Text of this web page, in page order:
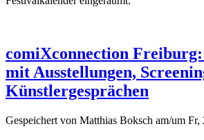
comiXconnection
mit Ausstellungen,
Künstlergesprächen
Gespeichert von Matthias Boksch am/um Fr,